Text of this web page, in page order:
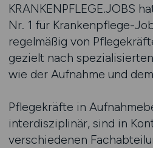
KRANKENPFLEGE.JOBS
Nr. 1 für Krankenpflege-
regelmäßig von
gezielt nach
wie der Aufnahme und
Pflegekräfte in
interdisziplinär, sind in
verschiedenen